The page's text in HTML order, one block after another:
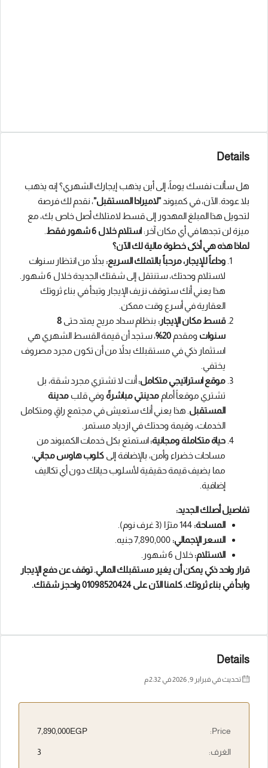
Details
هل سألت نفسك يوماً، إلى أين يذهب إيجارك الشهري؟ إنه يذهب
بلا عودة. الآن، في كمبوند”لاميرادا المستقبل”، نقدم لك فرصة
لتحويل هذا المبلغ المهدور إلى قسط لامتلاك أصل خاص بك، مع
ميزة لن تجدها في أي مكان آخر: استلام خلال 6 شهور فقط
لماذا هذه هي أذكى خطوة مالية لك الآن؟
وداعاً للإيجار، مرحباً بالتملك السريع: بدلاً من انتظار سنوات
لاستلام وحدتك، ستنتقل إلى شقتك الجديدة خلال 6 شهور.
هذا يعني أنك ستوقف نزيف الإيجار وتبدأ في بناء ثروتك
العقارية في أسرع وقت ممكن.
قسط مكان الإيجار: بنظام سداد مريح يمتد حتى 8
سنوات ومقدم 20%
، ستجد أن قيمة القسط الشهري هي
استثمار ذكي في مستقبلك بدلاً من أن تكون مجرد مصروف
يختفي.
موقع استراتيجي متكامل:أنت لا تشتري مجرد شقة، بل
تشتري موقعاً أمام مدينتي مباشرةًوفي قلب مدينة
المستقبل . هذا يعني أنك ستعيش في مجتمع راقٍ ومتكامل
الخدمات، وقيمة وحدتك في ازدياد مستمر.
حياة متكاملة ومجانية:استمتع بكل خدمات الكمبوند من
مساحات خضراء وأمن، بالإضافة إلى كلوب هاوس مجاني،
مما يضيف قيمة حقيقية لأسلوب حياتك دون أي تكاليف
إضافية.
تفاصيل أصلك الجديد:
المساحة:
السعر الإجمالي:
الاستلام:خلال 6 شهور.
قرار واحد ذكي يمكن أن يغير مستقبلك المالي. توقف عن دفع الإيجار
وابدأ في بناء ثروتك. كلمنا الآن على 01098520424 واحجز شقتك.
Details
تحديث في فبراير 9, 2026 في 2:32 م
Price:
7,890,000EGP
الغرف: 3